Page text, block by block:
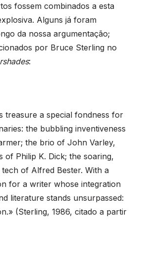
fossem combinados a esta
Alguns já foram
da nossa argumentação;
por Bruce Sterling no
:
treasure a special fondness for
the bubbling inventiveness
the brio of John Varley,
of Philip K. Dick; the soaring,
of Alfred Bester. With a
for a writer whose integration
literature stands unsurpassed:
(Sterling, 1986, citado a partir